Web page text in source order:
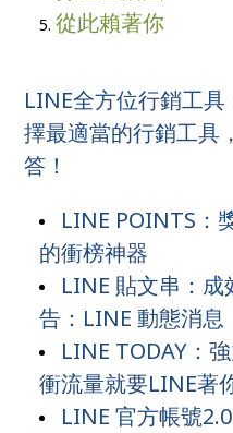
從此賴著你
LINE全方位行銷工
擇最適當的行銷工具
答！
LINE POINTS：
的衝榜神器
LINE 貼文串：成
告：LINE 動態消息
LINE TODAY：
衝流量就要LINE著
LINE 官方帳號